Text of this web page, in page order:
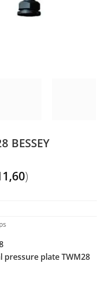
BESSEY
)
pressure plate TWM28